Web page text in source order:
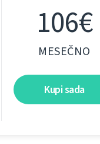
106€
MESEČNO
Kupi sada